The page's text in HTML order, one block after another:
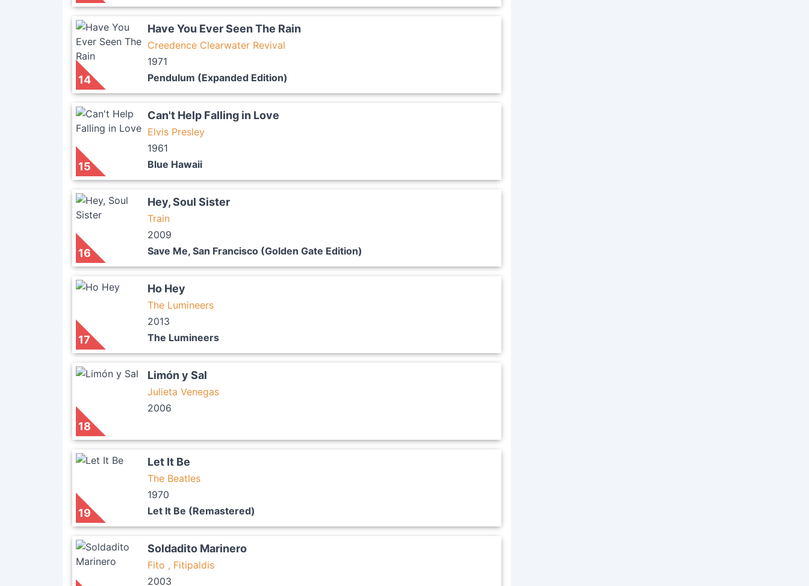
14
Have You Ever Seen The Rain
Creedence Clearwater Revival
1971
Pendulum (Expanded Edition)
15
Can't Help Falling in Love
Elvis Presley
1961
Blue Hawaii
16
Hey, Soul Sister
Train
2009
Save Me, San Francisco (Golden Gate Edition)
17
Ho Hey
The Lumineers
2013
The Lumineers
18
Limón y Sal
Julieta Venegas
2006
19
Let It Be
The Beatles
1970
Let It Be (Remastered)
Soldadito Marinero
Fito , Fitipaldis
2003